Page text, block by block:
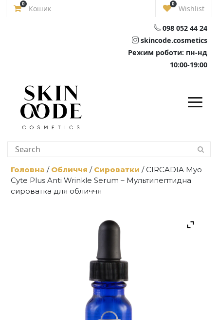
Skip
0
Кошик
0
Wishlist
098 052 44 24
skincode.cosmetics
Режим роботи: пн-нд
10:00-19:00
Головна / Обличчя / Сироватки / CIRCADIA Myo-
Cyte Plus Anti Wrinkle Serum – Мультипептидна
сироватка для обличчя